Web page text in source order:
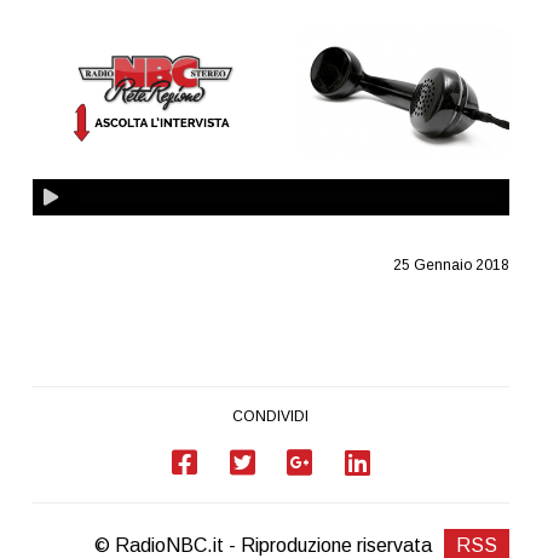
25 Gennaio 2018
CONDIVIDI
© RadioNBC.it - Riproduzione riservata RSS